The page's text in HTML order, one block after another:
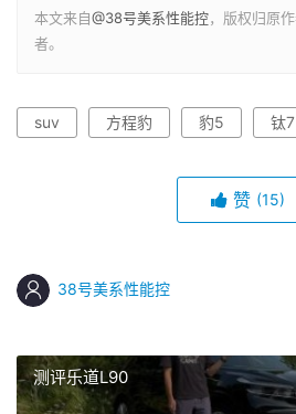
本文来自@38号美系性能控，版权归原
者。
suv 方程豹 豹5 钛7
赞 (15)
38号美系性能控
测评乐道L90